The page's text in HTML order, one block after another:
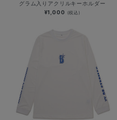
グラム入りアクリルキーホルダー
¥1,000 (税込)